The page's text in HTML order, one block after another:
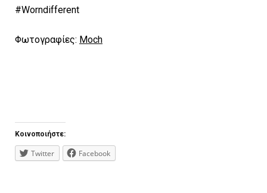
#Worndifferent
Φωτογραφίες: Moch
Κοινοποιήστε:
Twitter Facebook